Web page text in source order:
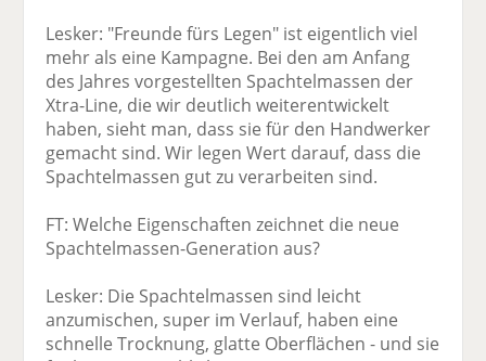
Lesker: "Freunde fürs Legen" ist eigentlich viel
mehr als eine Kampagne. Bei den am Anfang
des Jahres vorgestellten Spachtelmassen der
Xtra-Line, die wir deutlich weiterentwickelt
haben, sieht man, dass sie für den Handwerker
gemacht sind. Wir legen Wert darauf, dass die
Spachtelmassen gut zu verarbeiten sind.
FT: Welche Eigenschaften zeichnet die neue
Spachtelmassen-Generation aus?
Lesker: Die Spachtelmassen sind leicht
anzumischen, super im Verlauf, haben eine
schnelle Trocknung, glatte Oberflächen - und sie